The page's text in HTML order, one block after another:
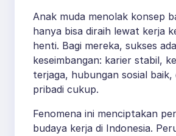
Anak muda menolak konsep
hanya bisa diraih lewat kerja
henti. Bagi mereka, sukses
keseimbangan: karier stabil,
terjaga, hubungan sosial
pribadi cukup.
Fenomena ini menciptakan
budaya kerja di Indonesia.